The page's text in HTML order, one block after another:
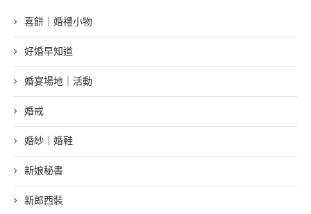
喜餅｜婚禮小物
好婚早知道
婚宴場地｜活動
婚戒
婚紗｜婚鞋
新娘秘書
新郎西裝